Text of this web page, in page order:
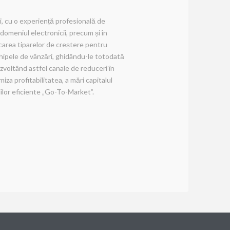
cu o experiență profesională de
electronicii, precum și în
tiparelor de creștere pentru
de vânzări, ghidându-le totodată
astfel canale de reduceri în
profitabilitatea, a mări capitalul
eficiente „Go-To-Market”.